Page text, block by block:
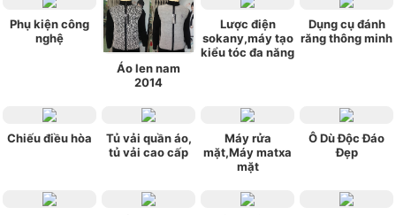
Phụ kiện công
nghệ
Áo len nam
2014
Lược điện
sokany,máy tạo
kiểu tóc đa năng
Dụng cụ đánh
răng thông minh
Chiếu điều hòa
Tủ vải quần áo,
tủ vải cao cấp
Máy rửa
mặt,Máy matxa
mặt
Ô Dù Độc Đáo
Đẹp